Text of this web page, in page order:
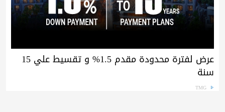
عرض لفترة محدودة مقدم 1.5% و تقسيط علي 15
سنة
TMG